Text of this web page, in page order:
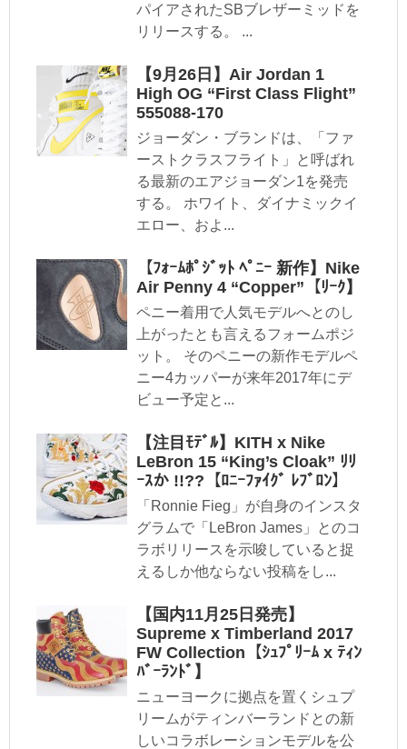
パイアされたSBブレザーミッドを
リリースする。 ...
【9月26日】Air Jordan 1
High OG “First Class Flight”
555088-170
ジョーダン・ブランドは、「ファ
ーストクラスフライト」と呼ばれ
る最新のエアジョーダン1を発売
する。 ホワイト、ダイナミックイ
エロー、およ...
【ﾌｫｰﾑﾎﾟｼﾞｯﾄ ﾍﾟﾆｰ 新作】Nike
Air Penny 4 “Copper”【ﾘｰｸ】
ペニー着用で人気モデルへとのし
上がったとも言えるフォームポジ
ット。 そのペニーの新作モデルペ
ニー4カッパーが来年2017年にデ
ビュー予定と...
【注目ﾓﾃﾞﾙ】KITH x Nike
LeBron 15 “King’s Cloak” ﾘﾘ
ｰｽか !!??【ﾛﾆｰﾌｧｲｸﾞ ﾚﾌﾞﾛﾝ】
「Ronnie Fieg」が自身のインスタ
グラムで「LeBron James」とのコ
ラボリリースを示唆していると捉
えるしか他ならない投稿をし...
【国内11月25日発売】
Supreme x Timberland 2017
FW Collection【ｼｭﾌﾟﾘｰﾑ x ﾃｨﾝ
ﾊﾞｰﾗﾝﾄﾞ】
ニューヨークに拠点を置くシュプ
リームがティンバーランドとの新
しいコラボレーションモデルを公